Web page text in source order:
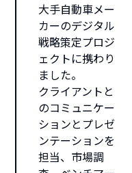
大手自動車メー
カーのデジタル
戦略策定プロジ
ェクトに携わり
ました。
クライアントと
のコミュニケー
ションとプレゼ
ンテーションを
担当、市場調